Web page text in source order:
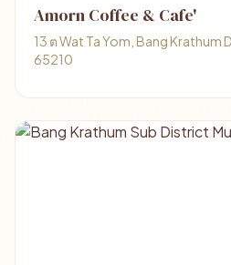
Amorn Coffee & Cafe'
13 ต Wat Ta Yom, Bang
65210